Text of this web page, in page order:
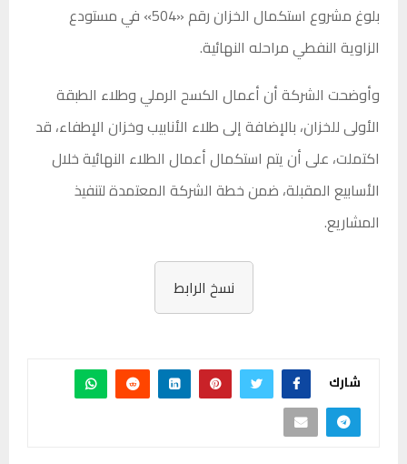
بلوغ مشروع استكمال الخزان رقم «504» في مستودع
الزاوية النفطي مراحله النهائية.
وأوضحت الشركة أن أعمال الكسح الرملي وطلاء الطبقة
الأولى للخزان، بالإضافة إلى طلاء الأنابيب وخزان الإطفاء، قد
اكتملت، على أن يتم استكمال أعمال الطلاء النهائية خلال
الأسابيع المقبلة، ضمن خطة الشركة المعتمدة لتنفيذ
المشاريع.
نسخ الرابط
شارك